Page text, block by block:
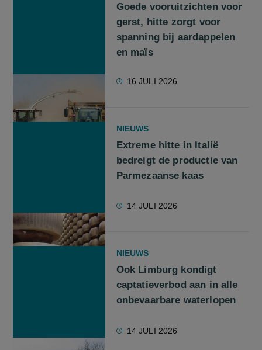
Goede vooruitzichten voor
gerst, hitte zorgt voor
spanning bij aardappelen
en maïs
16 JULI 2026
NIEUWS
Extreme hitte in Italië
bedreigt de productie van
Parmezaanse kaas
14 JULI 2026
NIEUWS
Ook Limburg kondigt
captatieverbod aan in alle
onbevaarbare waterlopen
14 JULI 2026